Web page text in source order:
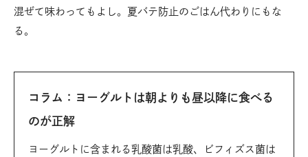
混ぜて味わってもよし。夏バテ防止のごはん代わりにもな
る。
コラム：ヨーグルトは朝よりも昼以降に食べる
のが正解
ヨーグルトに含まれる乳酸菌は乳酸、ビフィズス菌は